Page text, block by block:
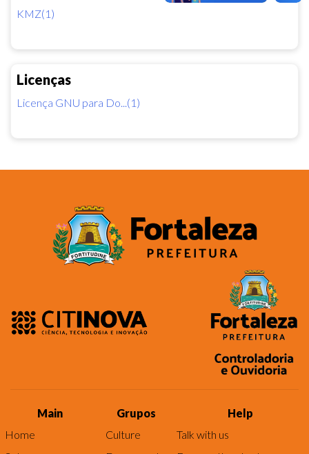
KMZ(1)
Licenças
Licença GNU para Do...(1)
Main
Home
Grupos
Culture
Help
Talk with us